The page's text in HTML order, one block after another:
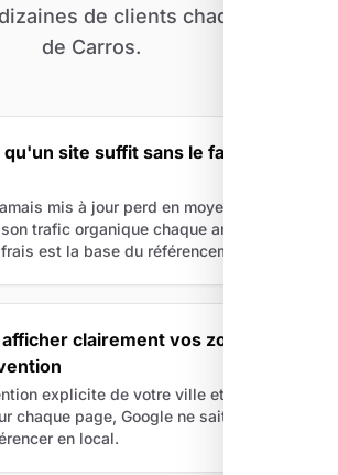
de clients chaque mois
de Carros.
site suffit sans le faire
mis à jour perd en moyenne
trafic organique chaque année. Le
est la base du référencement.
clairement vos zones
explicite de votre ville et code
chaque page, Google ne sait pas où
en local.